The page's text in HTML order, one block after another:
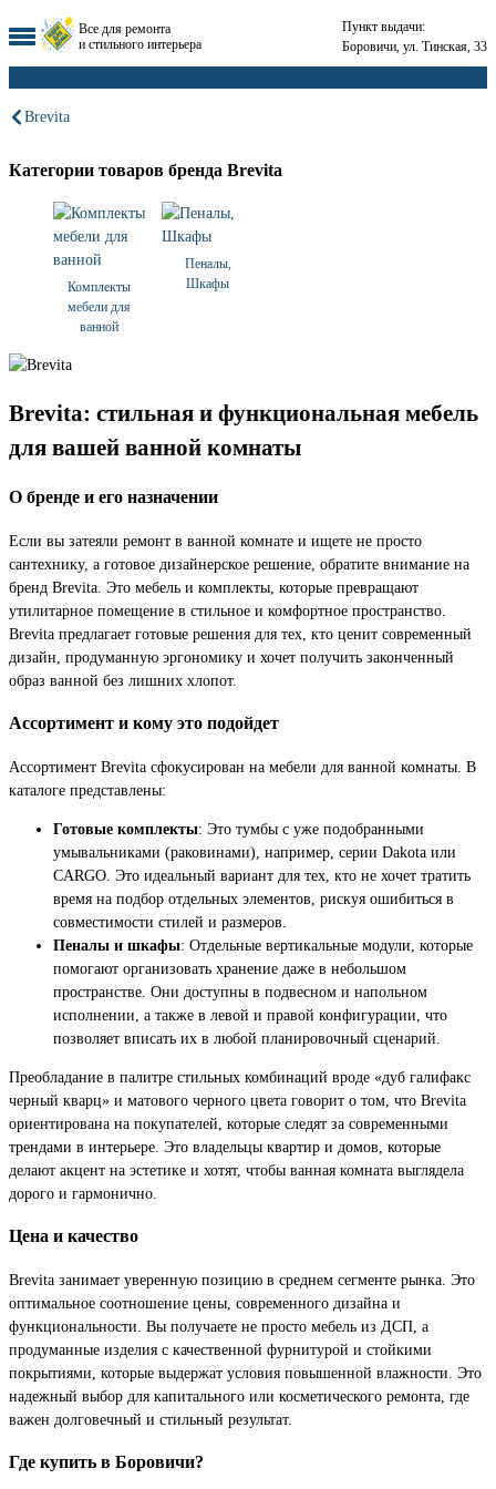
Все для ремонта
и стильного интерьера
Пункт выдачи:
Боровичи, ул. Тинская, 33
Brevita
Категории товаров бренда Brevita
Комплекты
мебели для
ванной
Пеналы,
Шкафы
Brevita: стильная и функциональная мебель
для вашей ванной комнаты
О бренде и его назначении
Если вы затеяли ремонт в ванной комнате и ищете не просто
сантехнику, а готовое дизайнерское решение, обратите внимание на
бренд Brevita. Это мебель и комплекты, которые превращают
утилитарное помещение в стильное и комфортное пространство.
Brevita предлагает готовые решения для тех, кто ценит современный
дизайн, продуманную эргономику и хочет получить законченный
образ ванной без лишних хлопот.
Ассортимент и кому это подойдет
Ассортимент Brevita сфокусирован на мебели для ванной комнаты. В
каталоге представлены:
Готовые комплекты: Это тумбы с уже подобранными
умывальниками (раковинами), например, серии Dakota или
CARGO. Это идеальный вариант для тех, кто не хочет тратить
время на подбор отдельных элементов, рискуя ошибиться в
совместимости стилей и размеров.
Пеналы и шкафы: Отдельные вертикальные модули, которые
помогают организовать хранение даже в небольшом
пространстве. Они доступны в подвесном и напольном
исполнении, а также в левой и правой конфигурации, что
позволяет вписать их в любой планировочный сценарий.
Преобладание в палитре стильных комбинаций вроде «дуб галифакс
черный кварц» и матового черного цвета говорит о том, что Brevita
ориентирована на покупателей, которые следят за современными
трендами в интерьере. Это владельцы квартир и домов, которые
делают акцент на эстетике и хотят, чтобы ванная комната выглядела
дорого и гармонично.
Цена и качество
Brevita занимает уверенную позицию в среднем сегменте рынка. Это
оптимальное соотношение цены, современного дизайна и
функциональности. Вы получаете не просто мебель из ДСП, а
продуманные изделия с качественной фурнитурой и стойкими
покрытиями, которые выдержат условия повышенной влажности. Это
надежный выбор для капитального или косметического ремонта, где
важен долговечный и стильный результат.
Где купить в Боровичи?